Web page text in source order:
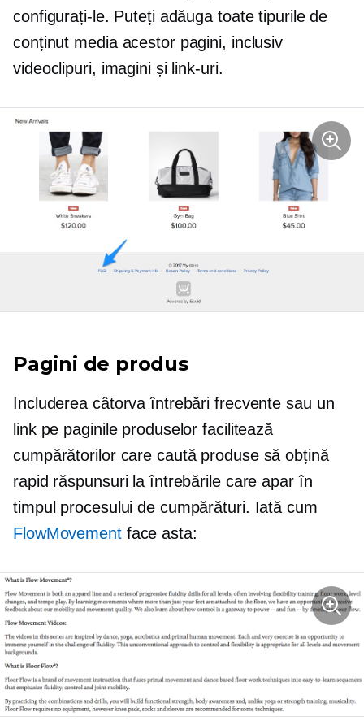
configurați-le. Puteți adăuga toate tipurile de
conținut media acestor pagini, inclusiv
videoclipuri, imagini și link-uri.
Pagini de produs
Includerea câtorva întrebări frecvente sau un
link pe paginile produselor facilitează
cumpărătorilor care caută produse să obțină
rapid răspunsuri la întrebările care apar în
timpul procesului de cumpărături. Iată cum
FlowMovementface asta: